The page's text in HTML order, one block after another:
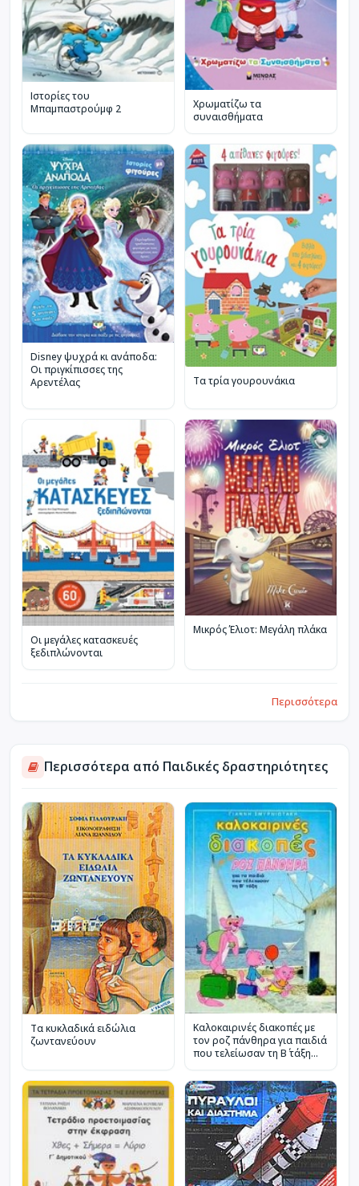
Ιστορίες του
Μπαμπαστρούμφ 2
Χρωματίζω τα
συναισθήματα
Disney ψυχρά κι ανάποδα:
Οι πριγκίπισσες της
Αρεντέλας
Τα τρία γουρουνάκια
Οι μεγάλες κατασκευές
ξεδιπλώνονται
Μικρός Έλιοτ: Μεγάλη πλάκα
Περισσότερα
Περισσότερα από Παιδικές δραστηριότητες
Τα κυκλαδικά ειδώλια
ζωντανεύουν
Καλοκαιρινές διακοπές με
τον ροζ πάνθηρα για παιδιά
που τελείωσαν τη Β΄ τάξη